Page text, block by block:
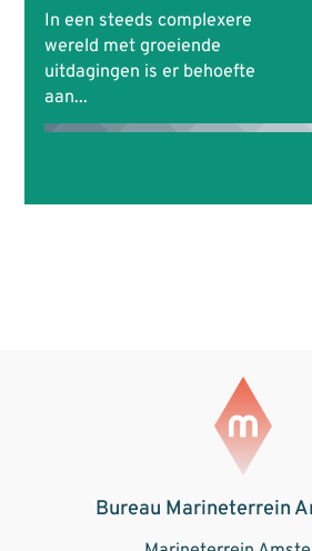
In een steeds complexere
wereld met groeiende
uitdagingen is er behoefte
aan...
Bureau Marineterrein